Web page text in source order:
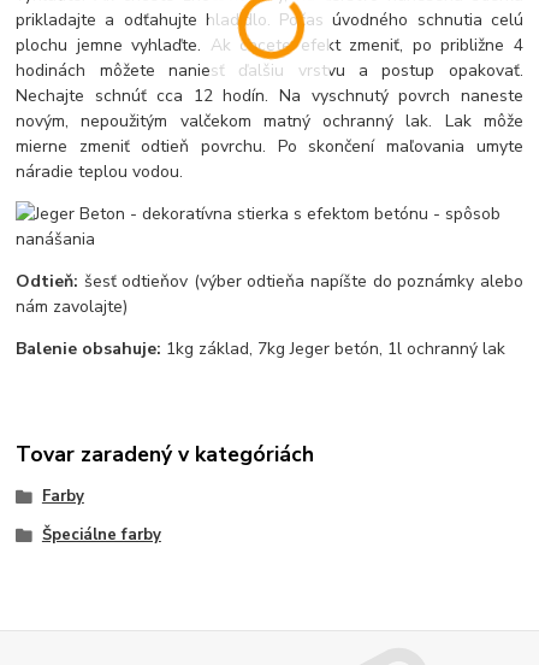
prikladajte a odťahujte hladidlo. Počas úvodného schnutia celú
plochu jemne vyhlaďte. Ak chcete efekt zmeniť, po približne 4
hodinách môžete naniesť ďalšiu vrstvu a postup opakovať.
Nechajte schnúť cca 12 hodín. Na vyschnutý povrch naneste
novým, nepoužitým valčekom matný ochranný lak. Lak môže
mierne zmeniť odtieň povrchu. Po skončení maľovania umyte
náradie teplou vodou.
Odtieň: šesť odtieňov (výber odtieňa napíšte do poznámky alebo
nám zavolajte)
Balenie obsahuje: 1kg základ, 7kg Jeger betón, 1l ochranný lak
Tovar zaradený v kategóriách
Farby
Špeciálne farby